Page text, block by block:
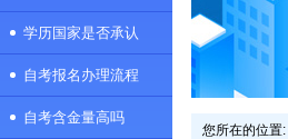
您所在的位置:
学历国家是否承认
自考报名办理流程
自考含金量高吗